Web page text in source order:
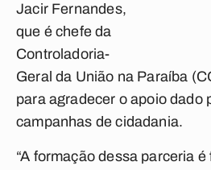
Jacir Fernandes,
que é chefe da
Controladoria-
Geral da União na Paraíba
para agradecer o apoio dado
campanhas de cidadania.
“A formação dessa parceria